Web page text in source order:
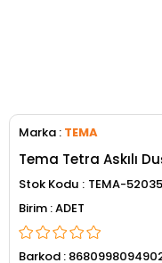
Marka : TEMA
Tema Tetra Askılı
Stok Kodu
TEMA-52035
ADET
Barkod :